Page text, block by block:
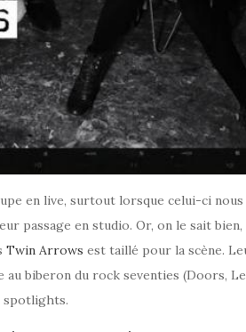
en live, surtout lorsque celui-ci
passage en studio. Or, on le sait
Twin Arrows est taillé pour la scène.
au biberon du rock seventies (Doors,
spotlights.